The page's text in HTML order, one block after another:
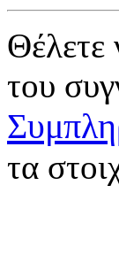
Θέλετε
του
τα